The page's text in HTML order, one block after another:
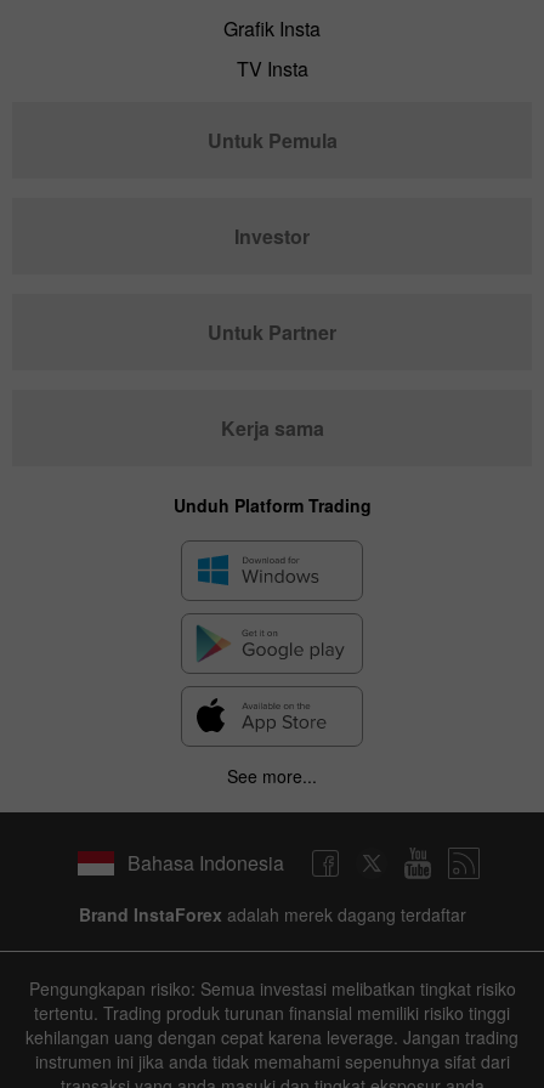
Grafik Insta
TV Insta
Untuk Pemula
Investor
Untuk Partner
Kerja sama
Unduh Platform Trading
See more...
Bahasa Indonesia
Brand InstaForex adalah merek dagang terdaftar
Pengungkapan risiko: Semua investasi melibatkan tingkat risiko
tertentu. Trading produk turunan finansial memiliki risiko tinggi
kehilangan uang dengan cepat karena leverage. Jangan trading
instrumen ini jika anda tidak memahami sepenuhnya sifat dari